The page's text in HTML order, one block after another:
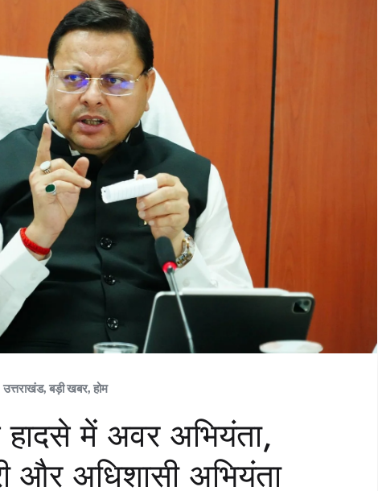
उत्तराखंड, बड़ी खबर, होम
में अवर अभियंता,
और अधिशासी अभियंता